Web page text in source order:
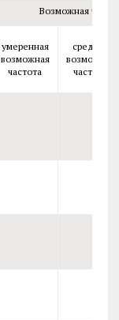
Возможная
умеренная
возможная
частота
средняя
возможная
частота